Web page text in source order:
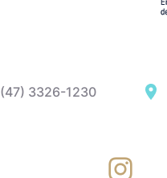
(47) 3326-1230